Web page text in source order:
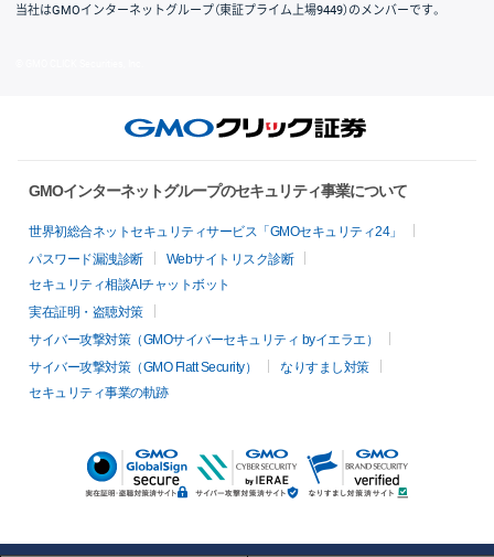
当社はGMOインターネットグループ（東証プライム上場9449）のメンバーです。
GMOインターネットグループのセキュリティ事業について
世界初総合ネットセキュリティサービス「GMOセキュリティ24」
パスワード漏洩診断
Webサイトリスク診断
セキュリティ相談AIチャットボット
実在証明・盗聴対策
サイバー攻撃対策（GMOサイバーセキュリティ byイエラエ）
サイバー攻撃対策（GMO Flatt Security）
なりすまし対策
セキュリティ事業の軌跡